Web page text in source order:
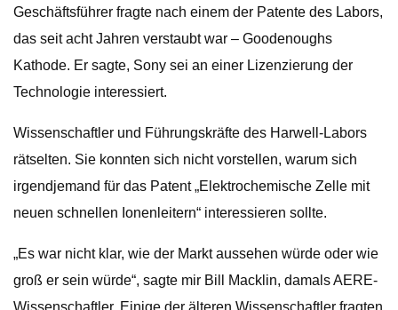
Geschäftsführer fragte nach einem der Patente des Labors,
das seit acht Jahren verstaubt war – Goodenoughs
Kathode. Er sagte, Sony sei an einer Lizenzierung der
Technologie interessiert.
Wissenschaftler und Führungskräfte des Harwell-Labors
rätselten. Sie konnten sich nicht vorstellen, warum sich
irgendjemand für das Patent „Elektrochemische Zelle mit
neuen schnellen Ionenleitern“ interessieren sollte.
„Es war nicht klar, wie der Markt aussehen würde oder wie
groß er sein würde“, sagte mir Bill Macklin, damals AERE-
Wissenschaftler. Einige der älteren Wissenschaftler fragten